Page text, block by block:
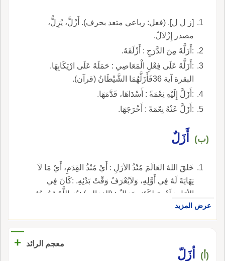
[ز ل ل]. (فعل: رباعي متعد بحرف). أَزْلَّ، يُزِلُّ،
مصدر إِزْلاَلٌ.
:أَزَلَّهُ مِنَ الدَّرَجِ : أَزْلَقَهُ.
:أَزَلَّهُ عَلَى فِعْلِ الْمَعَاصِي : حَمَلَهُ عَلَى ارْتِكَابِهَا.
البقرة آية 36فَأَزَلَّهُمَا الشَّيْطَانُ (قرآن).
:أَزَلَّ إِلَيْهِ نِعْمَةً : أَسْدَاهَا، قَدَّمَهَا.
:أَزَلَّ عَنْهُ نِعْمَةً : أَخْرَجَهَا.
(ب) أَزَلٌ
خَلقَ اللهُ العَالَمَ مُنْذُ الأزَلِ : أَيْ مُنْذُ القِدَمِ، أَيْ مَا لاَ
نِهَايَةَ لَهُ فِي أَوَّلِهِ، وَلاَيُعْرَفُ وَقْتُ بَدْئِهِ. :كَانَ فِي
الأزَلِ وَلَيْسَ لِكَوْنِهِ زَوَالٌ : (الغزالي) :هُوَ اللَّهُ وُجُودُهُ
فِي الأزَلِ وَالأَبَدِ وَاجِبٌ : (الغزالي).عرض المزيد
معجم الرائد +
(أ) أزَلّ